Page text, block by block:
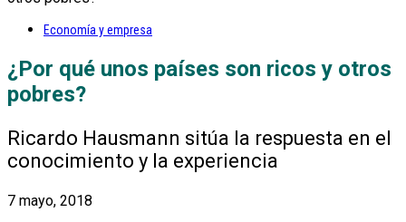
Economía y empresa
¿Por qué unos países son ricos y otros
pobres?
Ricardo Hausmann sitúa la respuesta en el
conocimiento y la experiencia
7 mayo, 2018